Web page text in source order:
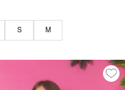
S M